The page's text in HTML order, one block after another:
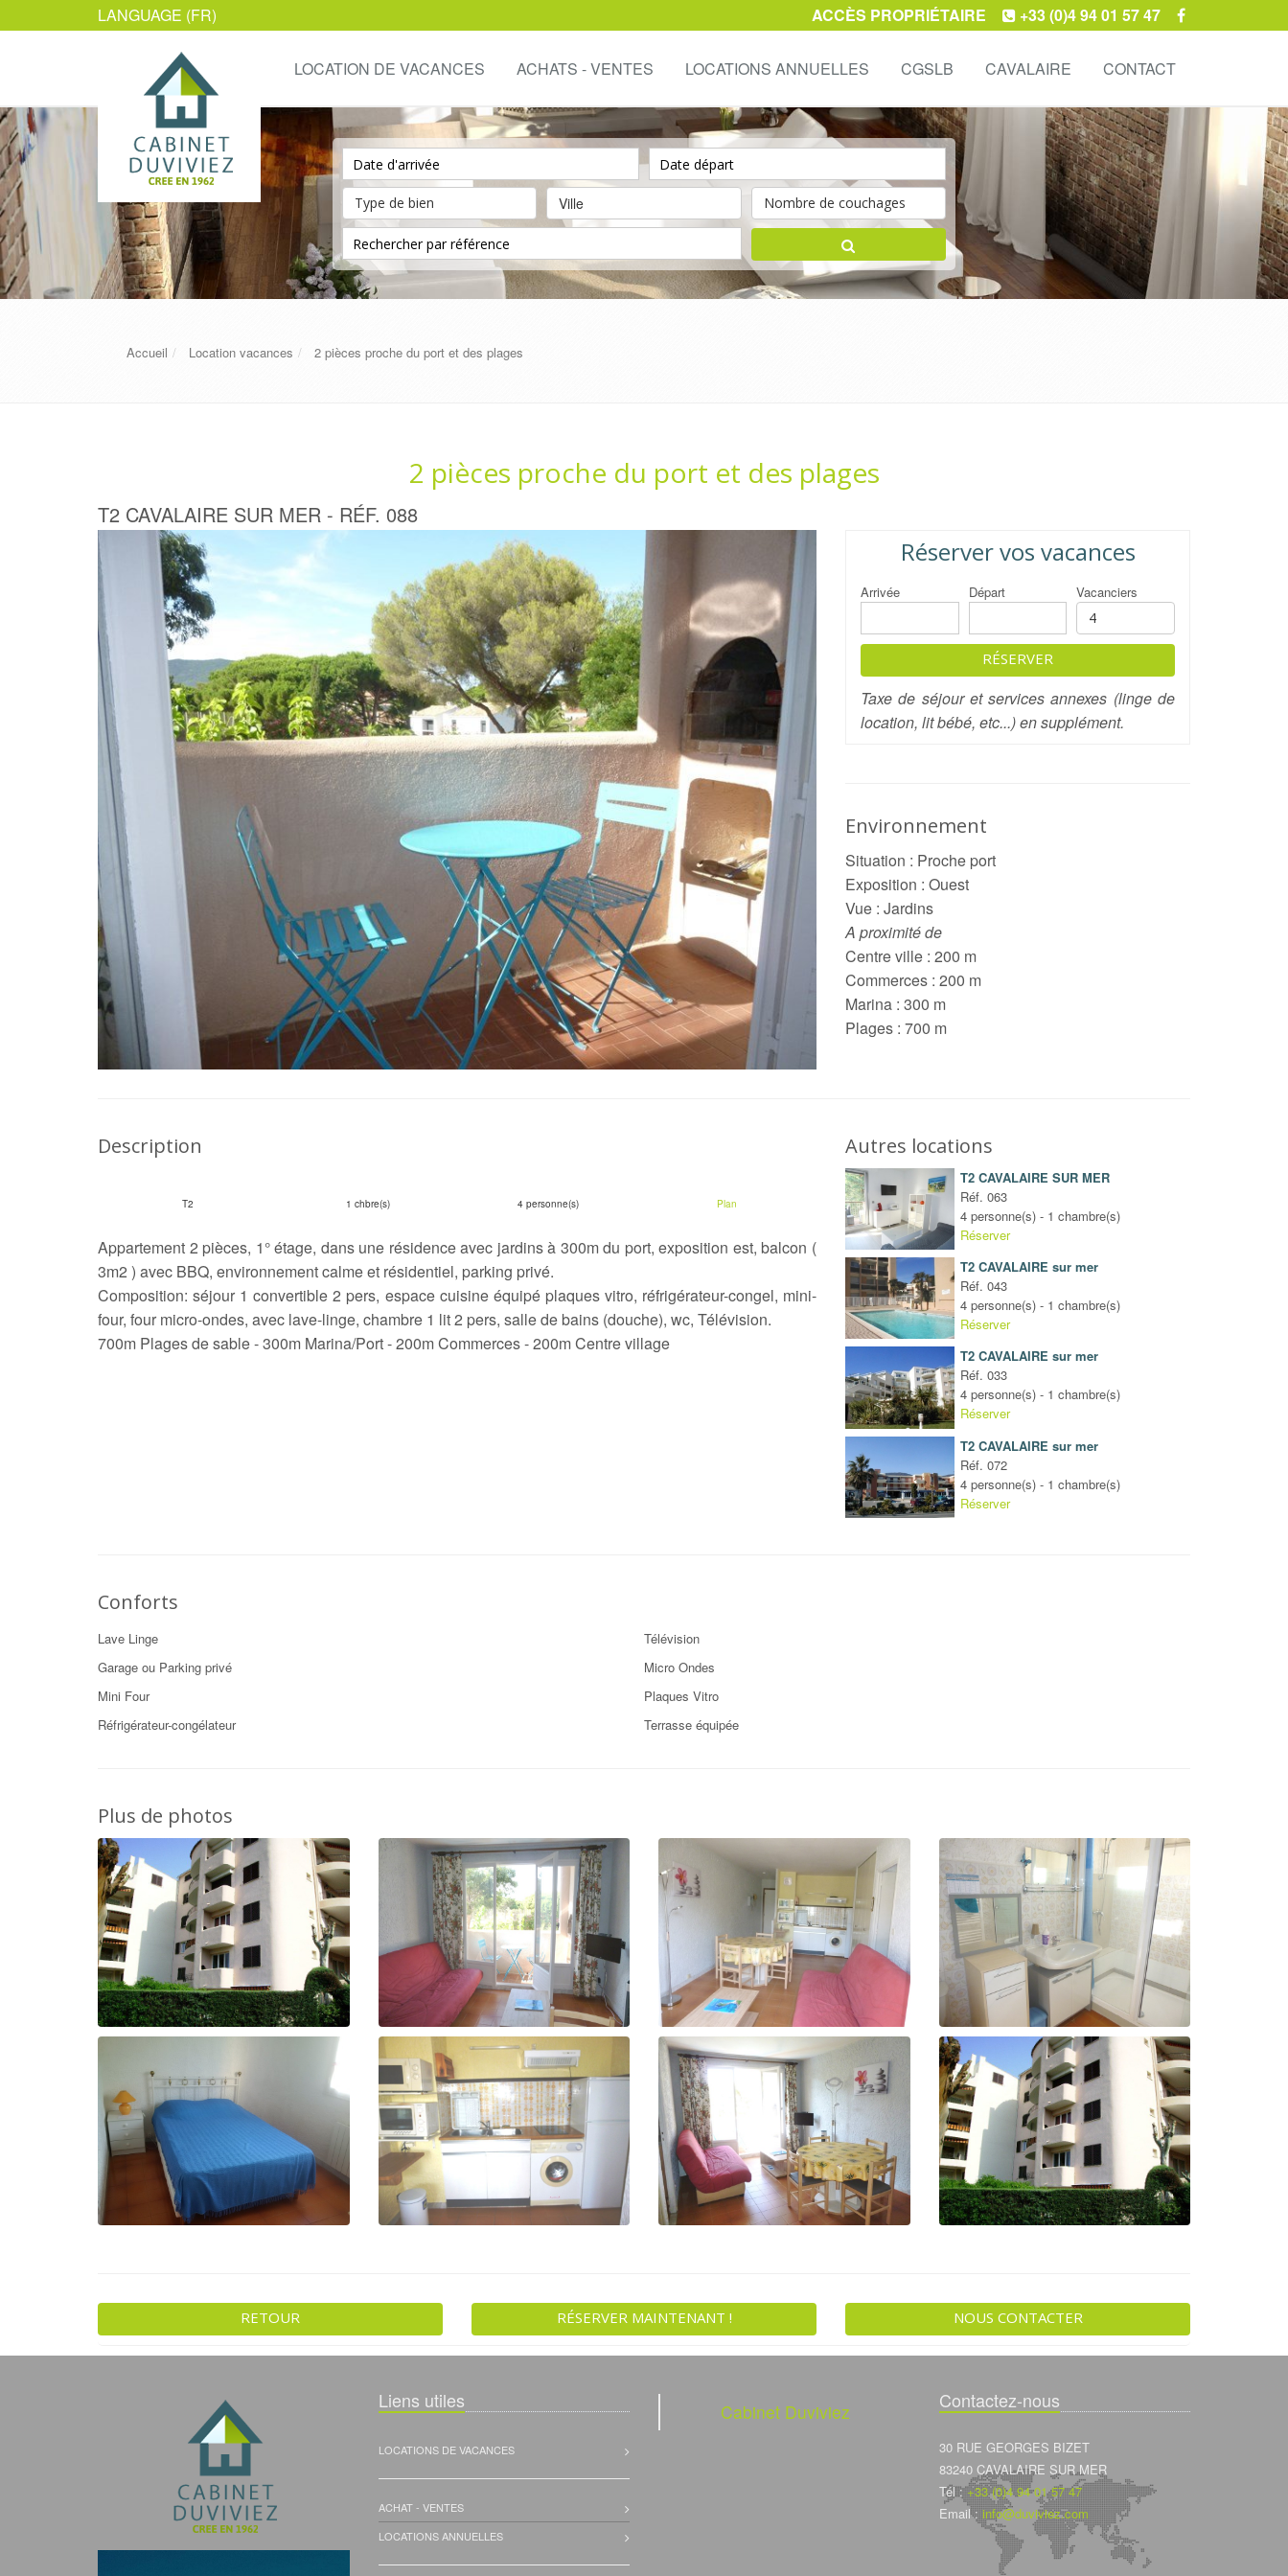
LANGUAGE (FR) ACCÈS PROPRIÉTAIRE +33 (0)4 94 01 57 47
LOCATION DE VACANCES ACHATS - VENTES LOCATIONS ANNUELLES CGSLB CAVALAIRE CONTACT
Ville
Accueil Location vacances 2 pièces proche du port et des plages
2 pièces proche du port et des plages
T2 CAVALAIRE SUR MER - RÉF. 088
Réserver vos vacances
Arrivée Départ Vacanciers
RÉSERVER
Taxe de séjour et services annexes (linge de
location, lit bébé, etc...) en supplément.
Environnement
Situation : Proche port
Exposition : Ouest
Vue : Jardins
A proximité de
Centre ville : 200 m
Commerces : 200 m
Marina : 300 m
Plages : 700 m
Description
T2 1 chbre(s) 4 personne(s) Plan
Appartement 2 pièces, 1° étage, dans une résidence avec jardins à 300m du port, exposition est, balcon (
3m2 ) avec BBQ, environnement calme et résidentiel, parking privé.
Composition: séjour 1 convertible 2 pers, espace cuisine équipé plaques vitro, réfrigérateur-congel, mini-
four, four micro-ondes, avec lave-linge, chambre 1 lit 2 pers, salle de bains (douche), wc, Télévision.
700m Plages de sable - 300m Marina/Port - 200m Commerces - 200m Centre village
Autres locations
T2 CAVALAIRE SUR MER
Réf. 063
4 personne(s) - 1 chambre(s)
Réserver
T2 CAVALAIRE sur mer
Réf. 043
4 personne(s) - 1 chambre(s)
Réserver
T2 CAVALAIRE sur mer
Réf. 033
4 personne(s) - 1 chambre(s)
Réserver
T2 CAVALAIRE sur mer
Réf. 072
4 personne(s) - 1 chambre(s)
Réserver
Conforts
Lave Linge
Télévision
Garage ou Parking privé
Micro Ondes
Mini Four
Plaques Vitro
Réfrigérateur-congélateur
Terrasse équipée
Plus de photos
RETOUR RÉSERVER MAINTENANT ! NOUS CONTACTER
Liens utiles
LOCATIONS DE VACANCES
ACHAT - VENTES
LOCATIONS ANNUELLES
Cabinet Duviviez Contactez-nous
30 RUE GEORGES BIZET
83240 CAVALAIRE SUR MER
Tél :+33 (0)4 94 01 57 47
Email : info@duviviez.com